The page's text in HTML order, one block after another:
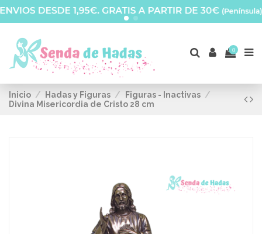
0
Inicio Hadas y Figuras
Figuras - Inactivas
Divina Misericordia de Cristo 28 cm